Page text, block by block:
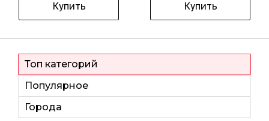
Купить Купить
Топ категорий
Популярное
Города